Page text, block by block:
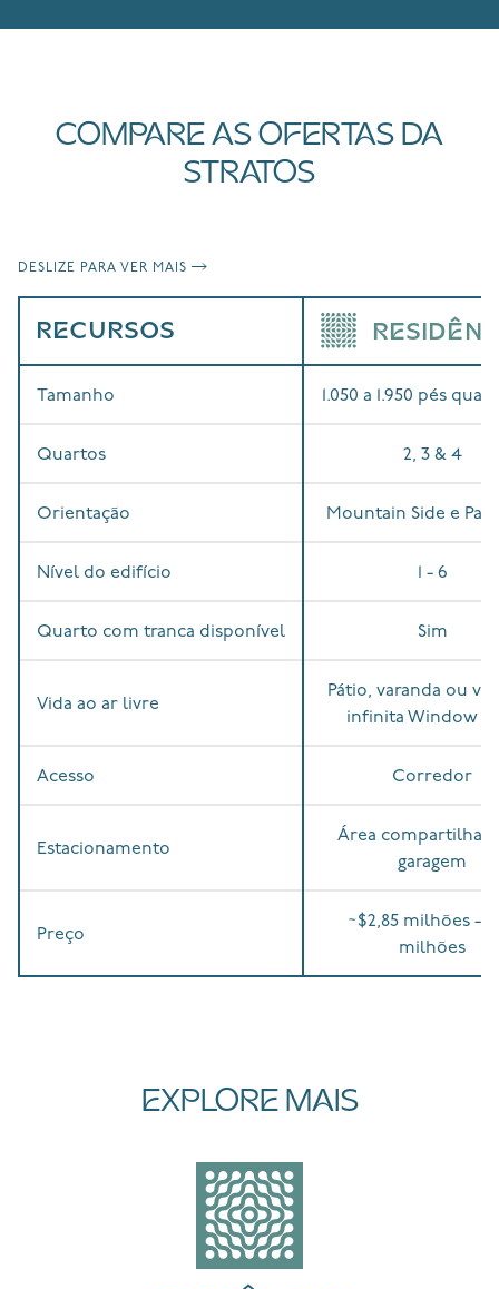
COMPARE AS OFERTAS DA
STRATOS
DESLIZE PARA VER MAIS
RECURSOS
Tamanho 1.050 a 1.950 pés
Quartos 2, 3 & 4
Orientação Mountain Side e
Nível do edifício 1 - 6
Quarto com tranca disponível Sim
Vida ao ar livre
Pátio, varanda ou
infinita Window
Acesso Corredor
Estacionamento
Área
garagem
Preço
~$2,85 milhões -
milhões
EXPLORE MAIS